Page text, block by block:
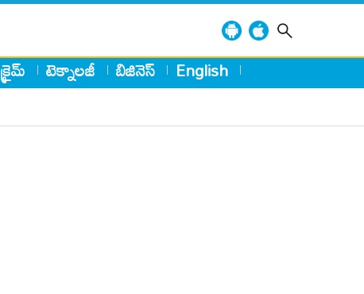
క్రైమ్ టెక్నాలజీ బిజినెస్ English